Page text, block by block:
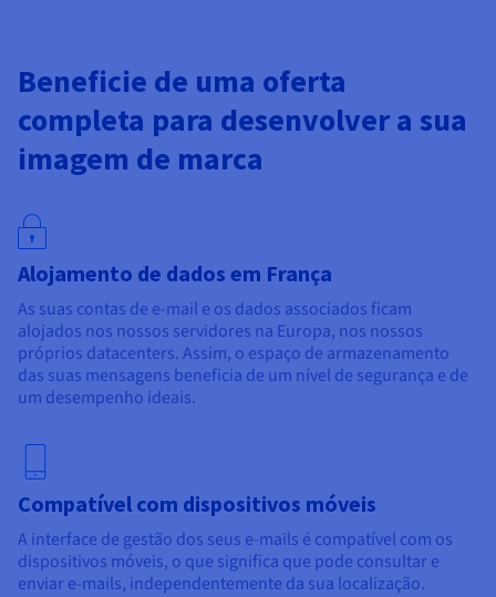
Beneficie de uma oferta
completa para desenvolver a sua
imagem de marca
Alojamento de dados em França
As suas contas de e-mail e os dados associados ficam
alojados nos nossos servidores na Europa, nos nossos
próprios datacenters. Assim, o espaço de armazenamento
das suas mensagens beneficia de um nível de segurança e de
um desempenho ideais.
Compatível com dispositivos móveis
A interface de gestão dos seus e-mails é compatível com os
dispositivos móveis, o que significa que pode consultar e
enviar e-mails, independentemente da sua localização.